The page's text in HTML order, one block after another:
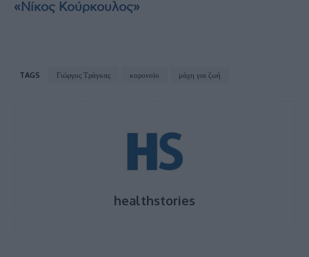
«Νίκος Κούρκουλος»
TAGS Γιώργος Τράγκας κορονοϊο μάχη για ζωή
healthstories